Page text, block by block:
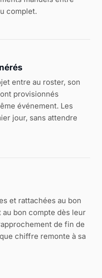
complet.
entre au roster, son
provisionnés
événement. Les
jour, sans attendre
et rattachées au bon
au bon compte dès leur
de fin de
chiffre remonte à sa